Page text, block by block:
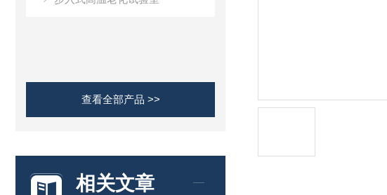
查看全部产品 >>
相关文章